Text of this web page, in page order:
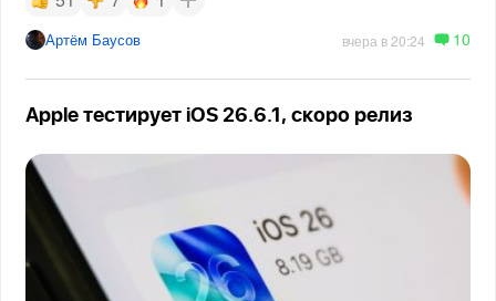
Артём Баусов вчера в 20:24 10
Apple тестирует iOS 26.6.1, скоро релиз